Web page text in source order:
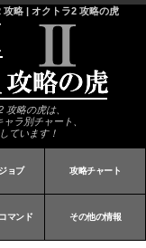
略 | オクトラ2 攻略の虎
略の虎は、
ラ別チャート、
ています！
ョブ 攻略チャート
マンド その他の情報